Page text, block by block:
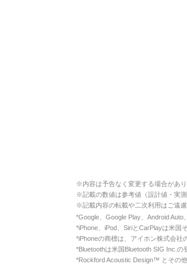
※内容は予告なく変更する場合があり
※記載の数値は参考値（設計値・実
※記載内容の転載や二次利用はご遠慮
*Google、Google Play、Android Auto
*iPhone、iPod、SiriとCarPlayは米国
*iPhoneの商標は、アイホン株式会社
*Bluetoothは米国Bluetooth SIG Inc.の
*Rockford Acoustic Design™ とその